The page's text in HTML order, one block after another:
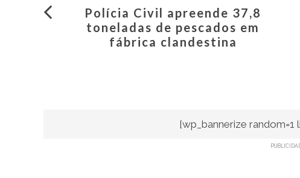
Polícia Civil apreende 37,8
toneladas de pescados em
fábrica clandestina
[wp_bannerize random=1